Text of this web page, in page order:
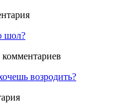
шол?
комментариев
возродить?